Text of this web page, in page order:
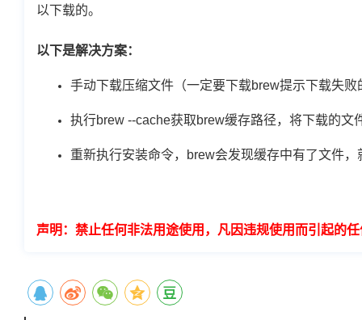
以下载的。
以下是解决方案：
手动下载压缩文件（一定要下载brew提示下载失败
执行brew --cache获取brew缓存路径，将下载的文
重新执行安装命令，brew会发现缓存中有了文件，
声明：禁止任何非法用途使用，凡因违规使用而引起的